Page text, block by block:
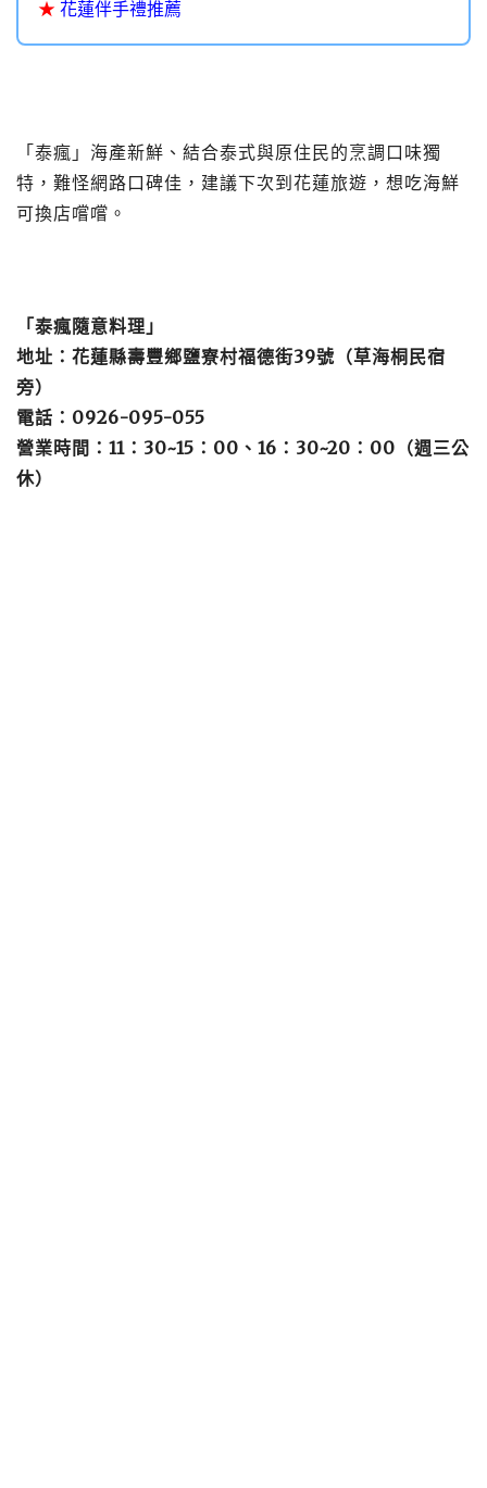
★ 花蓮伴手禮推薦
「泰瘋」海產新鮮、結合泰式與原住民的烹調口味獨
特，難怪網路口碑佳，建議下次到花蓮旅遊，想吃海鮮
可換店嚐嚐。
「泰瘋隨意料理」
地址：花蓮縣壽豐鄉鹽寮村福德街39號（草海桐民宿
旁）
電話：0926-095-055
營業時間：11：30~15：00、16：30~20：00（週三公
休）